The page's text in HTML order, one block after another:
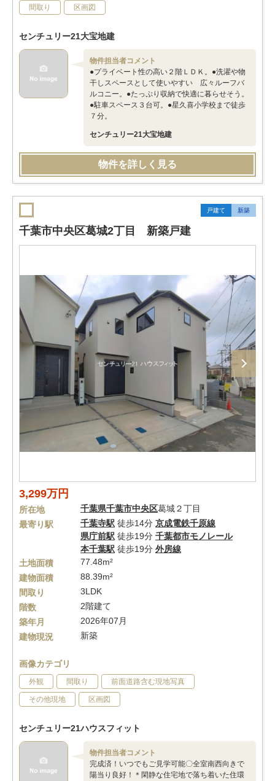
間取り 区画図
センチュリー21大宝地建
物件担当者コメント
●プライベート性の高い２階ＬＤＫ。●洗濯や物
干しスペースとして使いやすい 広々ルーフバ
ルコニー。●たっぷり収納で快適に暮らせそう。
●駐車スペース３台可。●星久喜小学校まで徒歩
７分。
センチュリー21大宝地建
物件を詳しく見る
戸建て 新築
千葉市中央区葛城2丁目 新築戸建
3,299万円
所在地 千葉県千葉市中央区葛城２丁目
最寄り駅
千葉寺駅 徒歩14分 京成電鉄千原線
県庁前駅 徒歩19分 千葉都市モノレール
本千葉駅 徒歩19分 外房線
土地面積
77.48m²
建物面積
88.39m²
間取り
3LDK
階数
2階建て
築年月
2026年07月
建物現況
新築
画像カテゴリ
外観 間取り 前面道路含む現地写真
その他現地 区画図
センチュリー21ハウスフィット
物件担当者コメント
完成済！いつでもご見学可能〇全室南西向きで
陽当り良好！＊閑静な住宅地で落ち着いた住環